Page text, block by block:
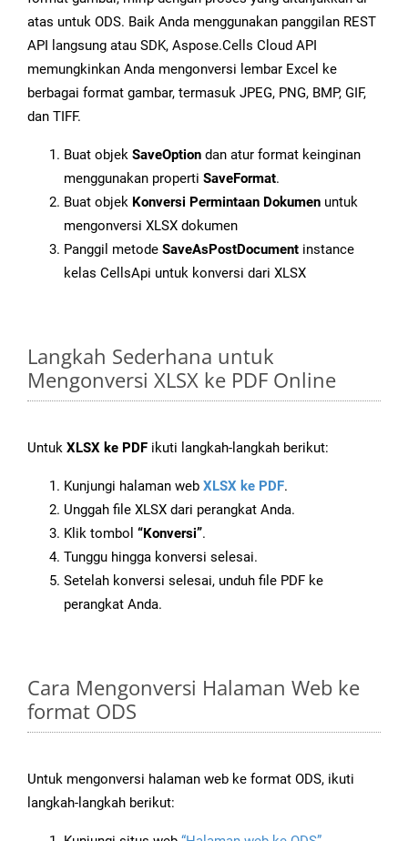
atas untuk ODS. Baik Anda menggunakan panggilan REST
API langsung atau SDK, Aspose.Cells Cloud API
memungkinkan Anda mengonversi lembar Excel ke
berbagai format gambar, termasuk JPEG, PNG, BMP, GIF,
dan TIFF.
Buat objek SaveOption dan atur format keinginan
menggunakan properti SaveFormat.
Buat objek Konversi Permintaan Dokumen untuk
mengonversi XLSX dokumen
Panggil metode SaveAsPostDocument instance
kelas CellsApi untuk konversi dari XLSX
Langkah Sederhana untuk
Mengonversi XLSX ke PDF Online
Untuk XLSX ke PDF ikuti langkah-langkah berikut:
Kunjungi halaman web XLSX ke PDF.
Unggah file XLSX dari perangkat Anda.
Klik tombol “Konversi”.
Tunggu hingga konversi selesai.
Setelah konversi selesai, unduh file PDF ke
perangkat Anda.
Cara Mengonversi Halaman Web ke
format ODS
Untuk mengonversi halaman web ke format ODS, ikuti
langkah-langkah berikut: